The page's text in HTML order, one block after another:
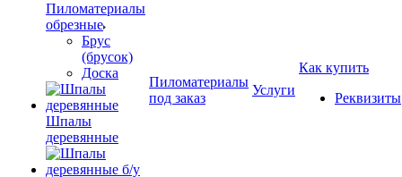
Пиломатериалы
обрезные
Брус
(брусок)
Доска
Шпалы
деревянные
Пиломатериалы
под заказ
Услуги
Как купить
Реквизиты